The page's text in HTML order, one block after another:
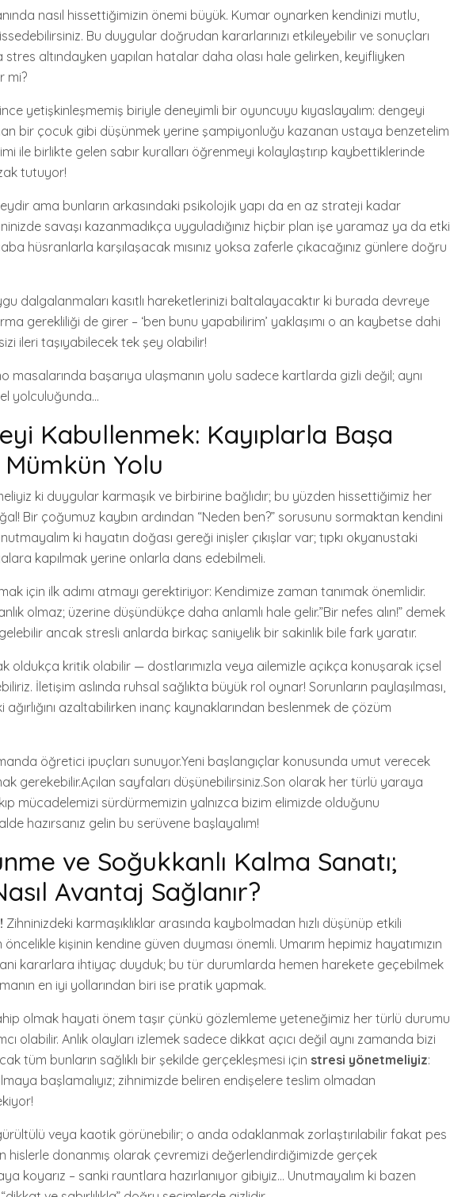
nasıl hissettiğimizin önemi büyük. Kumar oynarken kendinizi mutlu,
Bu duygular doğrudan kararlarınızı etkileyebilir ve sonuçları
stres altındayken yapılan hatalar daha olası hale gelirken, keyifliyken
mi?
yetişkinleşmemiş biriyle deneyimli bir oyuncuyu kıyaslayalım: dengeyi
bir çocuk gibi düşünmek yerine şampiyonluğu kazanan ustaya benzetelim
ile birlikte gelen sabır kuralları öğrenmeyi kolaylaştırıp kaybettiklerinde
tutuyor!
ama bunların arkasındaki psikolojik yapı da en az strateji kadar
savaşı kazanmadıkça uyguladığınız hiçbir plan işe yaramaz ya da etki
hüsranlarla karşılaşacak mısınız yoksa zaferle çıkacağınız günlere doğru
dalgalanmaları kasıtlı hareketlerinizi baltalayacaktır ki burada devreye
gerekliliği de girer – ‘ben bunu yapabilirim’ yaklaşımı o an kaybetse dahi
ileri taşıyabilecek tek şey olabilir!
masalarında başarıya ulaşmanın yolu sadece kartlarda gizli değil; aynı
yolculuğunda…
Kabullenmek: Kayıplarla Başa
Mümkün Yolu
ki duygular karmaşık ve birbirine bağlıdır; bu yüzden hissettiğimiz her
Bir çoğumuz kaybın ardından “Neden ben?” sorusunu sormaktan kendini
ki hayatın doğası gereği inişler çıkışlar var; tıpkı okyanustaki
kapılmak yerine onlarla dans edebilmeli.
için ilk adımı atmayı gerektiriyor: Kendimize zaman tanımak önemlidir.
olmaz; üzerine düşündükçe daha anlamlı hale gelir.”Bir nefes alın!” demek
gelebilir ancak stresli anlarda birkaç saniyelik bir sakinlik bile fark yaratır.
oldukça kritik olabilir — dostlarımızla veya ailemizle açıkça konuşarak içsel
İletişim aslında ruhsal sağlıkta büyük rol oynar! Sorunların paylaşılması,
ağırlığını azaltabilirken inanç kaynaklarından beslenmek de çözüm
öğretici ipuçları sunuyor.Yeni başlangıçlar konusunda umut verecek
gerekebilir.Açılan sayfaları düşünebilirsiniz.Son olarak her türlü yaraya
mücadelemizi sürdürmemizin yalnızca bizim elimizde olduğunu
hazırsanız gelin bu serüvene başlayalım!
ve Soğukkanlı Kalma Sanatı;
Avantaj Sağlanır?
Zihninizdeki karmaşıklıklar arasında kaybolmadan hızlı düşünüp etkili
kişinin kendine güven duyması önemli. Umarım hepimiz hayatımızın
kararlara ihtiyaç duyduk; bu tür durumlarda hemen harekete geçebilmek
en iyi yollarından biri ise pratik yapmak.
olmak hayati önem taşır çünkü gözlemleme yeteneğimiz her türlü durumu
olabilir. Anlık olayları izlemek sadece dikkat açıcı değil aynı zamanda bizi
tüm bunların sağlıklı bir şekilde gerçekleşmesi için stresi yönetmeliyiz:
başlamalıyız; zihnimizde beliren endişelere teslim olmadan
veya kaotik görünebilir; o anda odaklanmak zorlaştırılabilir fakat pes
hislerle donanmış olarak çevremizi değerlendirdiğimizde gerçek
koyarız – sanki rauntlara hazırlanıyor gibiyiz… Unutmayalım ki bazen